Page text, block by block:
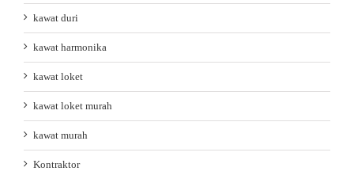
kawat duri
kawat harmonika
kawat loket
kawat loket murah
kawat murah
Kontraktor